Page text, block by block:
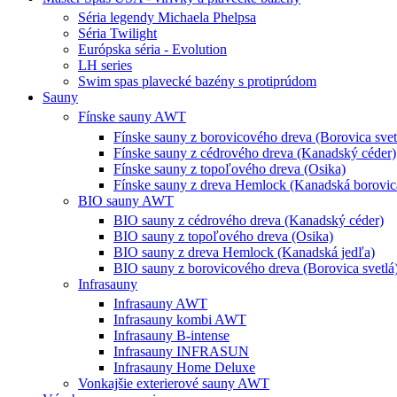
Séria legendy Michaela Phelpsa
Séria Twilight
Európska séria - Evolution
LH series
Swim spas plavecké bazény s protiprúdom
Sauny
Fínske sauny AWT
Fínske sauny z borovicového dreva (Borovica
Fínske sauny z cédrového dreva (Kanadský céder)
Fínske sauny z topoľového dreva (Osika)
Fínske sauny z dreva Hemlock (Kanadská
BIO sauny AWT
BIO sauny z cédrového dreva (Kanadský céder)
BIO sauny z topoľového dreva (Osika)
BIO sauny z dreva Hemlock (Kanadská jedľa)
BIO sauny z borovicového dreva (Borovica
Infrasauny
Infrasauny AWT
Infrasauny kombi AWT
Infrasauny B-intense
Infrasauny INFRASUN
Infrasauny Home Deluxe
Vonkajšie exterierové sauny AWT